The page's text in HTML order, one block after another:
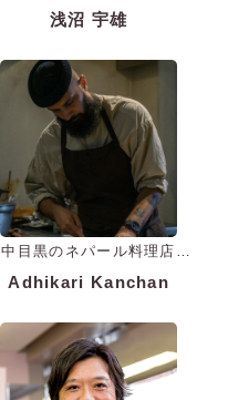
浅沼 宇雄
中目黒のネパール料理店
Adhikari Kanchan